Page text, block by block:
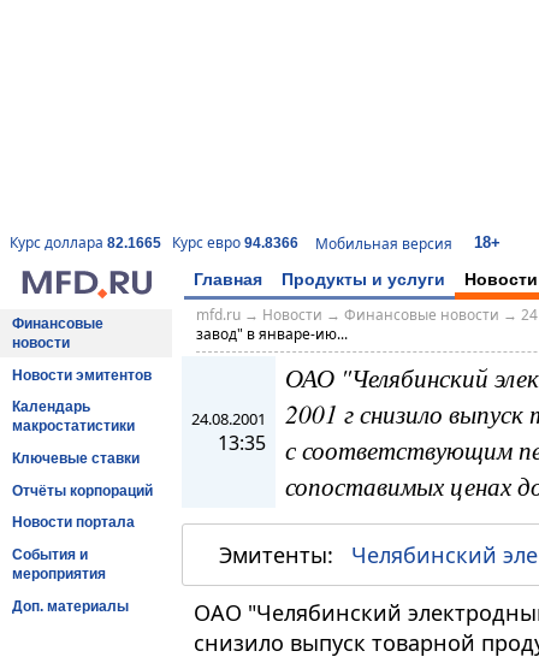
Курс доллара 82.1665 Курс евро 94.8366 Мобильная версия 18+
Главная Продукты и услуги Новости
Финансовые
новости
Новости эмитентов
Календарь
макростатистики
Ключевые ставки
Отчёты корпораций
Новости портала
События и
мероприятия
Доп. материалы
mfd.ru→ Новости → Финансовые новости →
завод" в январе-ию...
24.08.2001
13:35
ОАО "Челябинский
2001 г снизило
с соответствующим
сопоставимых ценах
Эмитенты: Челябинский
ОАО "Челябинский
снизило выпуск товарной